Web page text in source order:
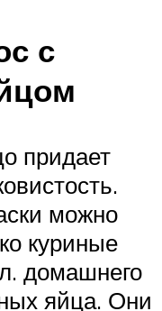
с
придает
можно
куриные
домашнего
яйца. Они